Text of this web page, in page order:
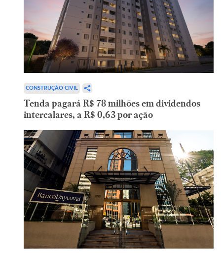
CONSTRUÇÃO CIVIL
Tenda pagará R$ 78 milhões em dividendos
intercalares, a R$ 0,63 por ação